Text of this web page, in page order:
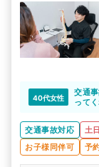
40代女性
交通
って
交通事故対応 土
お子様同伴可
予